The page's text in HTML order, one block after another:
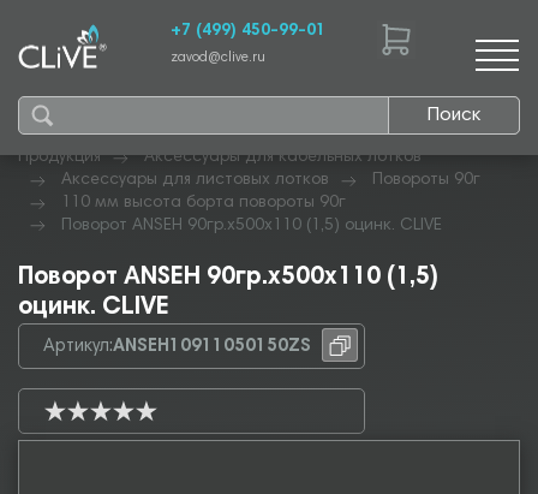
Поиск
+7 (499) 450-99-01
zavod@clive.ru
Продукция
Аксессуары для кабельных лотков
Аксессуары для листовых лотков
Повороты 90г
110 мм высота борта повороты 90г
Поворот ANSEH 90гр.х500х110 (1,5) оцинк. CLIVE
Поворот ANSEH 90гр.х500х110 (1,5)
оцинк. CLIVE
Артикул:ANSEH10911050150ZS